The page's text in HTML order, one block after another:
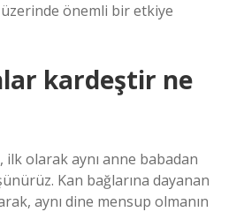
önemli bir etkiye
kardeştir ne
ilk olarak aynı anne babadan
Kan bağlarına dayanan
aynı dine mensup olmanın